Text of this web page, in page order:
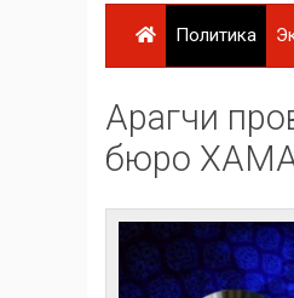
Политика
Арагчи
бюро